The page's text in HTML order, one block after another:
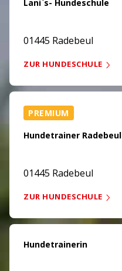
Lani`s- Hundeschule
01445 Radebeul
ZUR HUNDESCHULE
PREMIUM
Hundetrainer Radebeul
01445 Radebeul
ZUR HUNDESCHULE
Hundetrainerin